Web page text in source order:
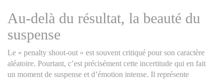
Au-delà du résultat, la beauté du
suspense
Le « penalty shoot-out » est souvent critiqué pour son caractère
aléatoire. Pourtant, c’est précisément cette incertitude qui en fait
un moment de suspense et d’émotion intense. Il représente